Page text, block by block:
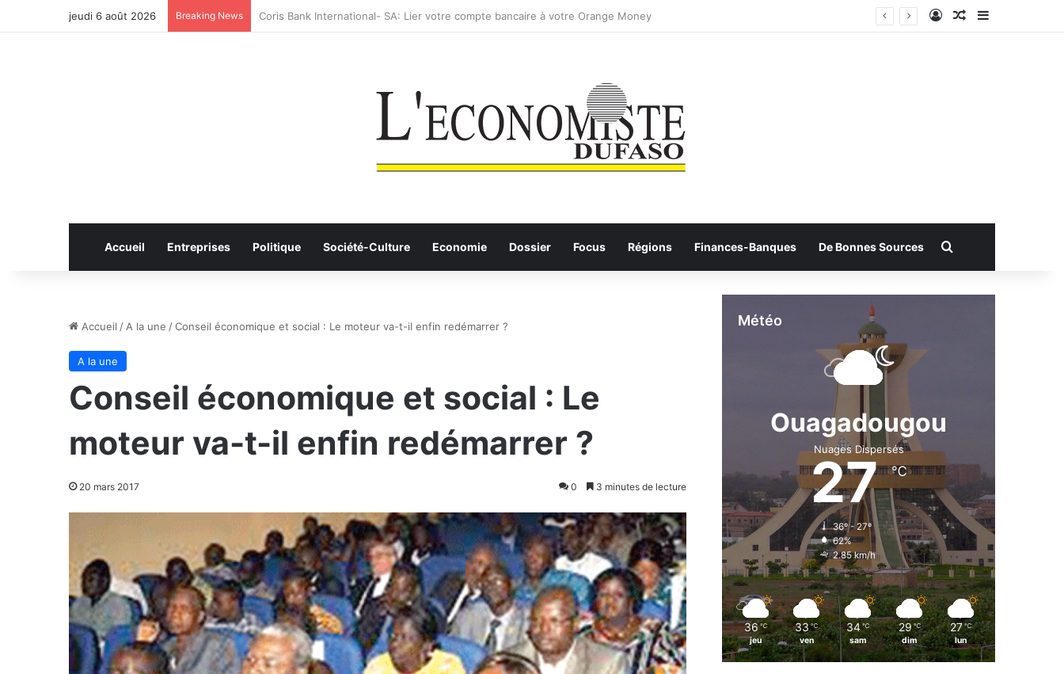
jeudi 6 août 2026 Breaking News CAN féminine 2026 : les Etalons Dames quittent la compétition ConnexionArticle Aléatoire
Accueil Entreprises Politique Société-Culture Economie Dossier Focus Régions Finances-Banques De Bonnes Sources Rechercher
Accueil / A la une /Conseil économique et social : Le moteur va-t-il enfin redémarrer ?
A la une
Conseil économique et social : Le
moteur va-t-il enfin redémarrer ?
20 mars 2017 0 3 minutes de lecture
Météo
Ouagadougou
Nuages Dispersés
27℃
36º - 27º
62%
2.85 km/h
36 ℃
jeu
33 ℃
ven
34 ℃
sam
29 ℃
dim
27 ℃
lun